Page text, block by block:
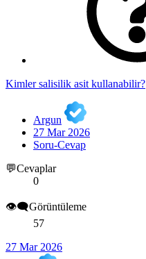
Kimler salisilik asit kullanabilir?
Argun
27 Mar 2026
Soru-Cevap
💬Cevaplar
0
👁️‍🗨️Görüntüleme
57
27 Mar 2026